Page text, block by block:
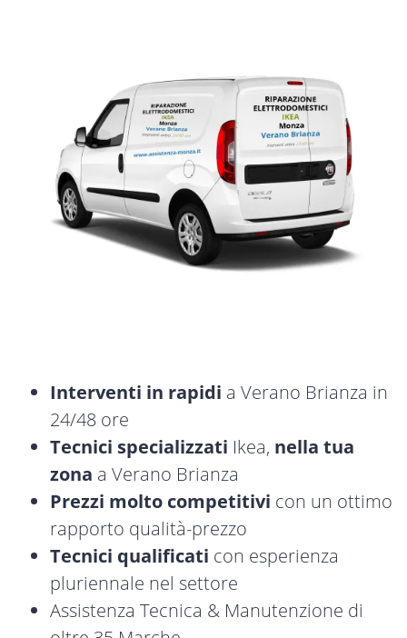
Interventi in rapidi a Verano Brianza in
24/48 ore
Tecnici specializzati Ikea, nella tua
zona a Verano Brianza
Prezzi molto competitivi con un ottimo
rapporto qualità-prezzo
Tecnici qualificati con esperienza
pluriennale nel settore
Assistenza Tecnica & Manutenzione di